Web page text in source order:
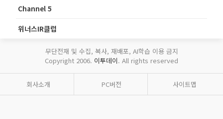
Channel 5
위너스IR클럽
무단전재 및 수집, 복사, 재배포, AI학습 이용 금지
Copyright 2006. 이투데이. All rights reserved
회사소개 PC버전 사이트맵